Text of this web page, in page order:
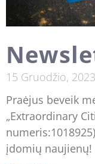
15 Gruodžio, 2023
Praėjus beveik
„Extraordinary
įdomių naujienų!